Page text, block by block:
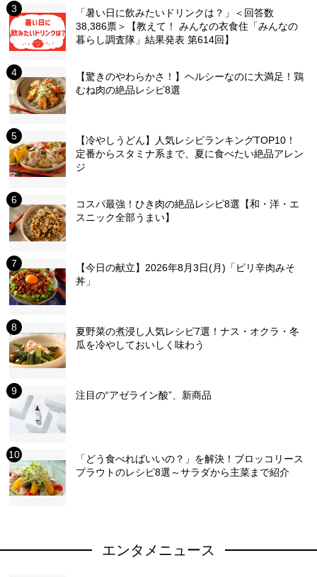
「暑い日に飲みたいドリンクは？」＜回答数
38,386票＞【教えて！ みんなの衣食住「みんなの
暮らし調査隊」結果発表 第614回】
【驚きのやわらかさ！】ヘルシーなのに大満足！鶏
むね肉の絶品レシピ8選
【冷やしうどん】人気レシピランキングTOP10！
定番からスタミナ系まで、夏に食べたい絶品アレン
ジ
コスパ最強！ひき肉の絶品レシピ8選【和・洋・エ
スニック全部うまい】
【今日の献立】2026年8月3日(月)「ピリ辛肉みそ
丼」
夏野菜の煮浸し人気レシピ7選！ナス・オクラ・冬
瓜を冷やしておいしく味わう
注目の“アゼライン酸”、新商品
「どう食べればいいの？」を解決！ブロッコリース
プラウトのレシピ8選～サラダから主菜まで紹介
エンタメニュース